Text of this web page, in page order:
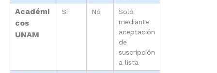
Académi
cos
UNAM
Si No
Solo
mediante
aceptación
de
suscripción
a lista